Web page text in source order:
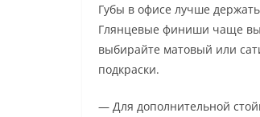
Губы в офисе лучше
Глянцевые финиши чаще
выбирайте матовый или
подкраски.
— Для дополнительной